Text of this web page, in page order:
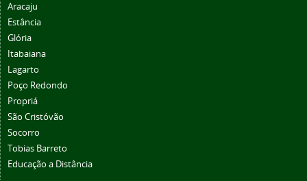
Aracaju
Estância
Glória
Itabaiana
Lagarto
Poço Redondo
Propriá
São Cristóvão
Socorro
Tobias Barreto
Educação a Distância